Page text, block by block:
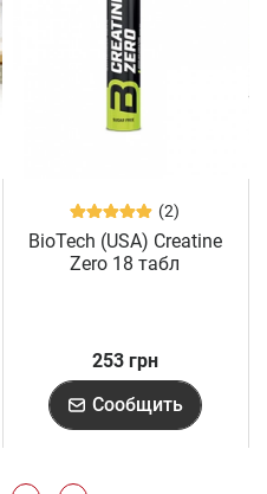
(2)
BioTech (USA) Creatine
Zero 18 табл
253 грн
Сообщить